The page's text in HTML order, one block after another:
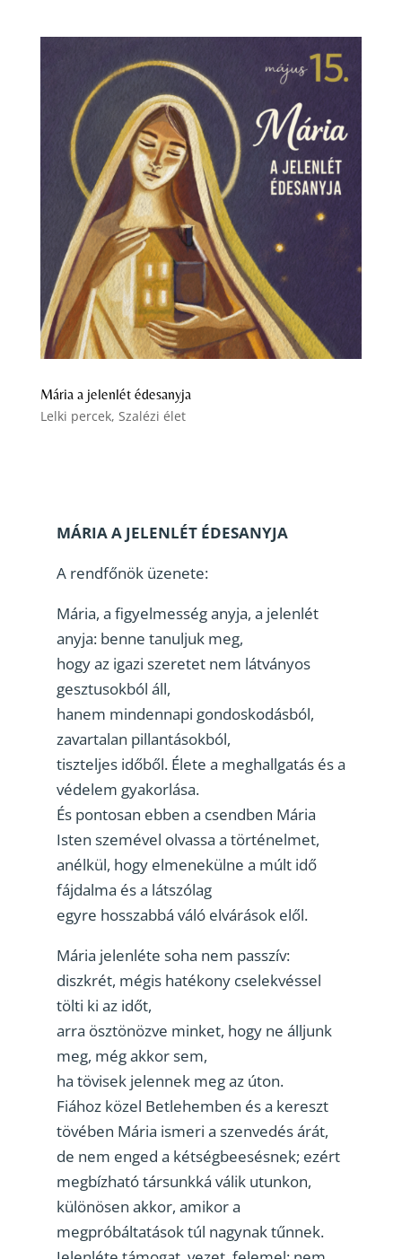
Mária a jelenlét édesanyja
Lelki percek, Szalézi élet
MÁRIA A JELENLÉT ÉDESANYJA
A rendfőnök üzenete:
Mária, a figyelmesség anyja, a jelenlét
anyja: benne tanuljuk meg,
hogy az igazi szeretet nem látványos
gesztusokból áll,
hanem mindennapi gondoskodásból,
zavartalan pillantásokból,
tiszteljes időből. Élete a meghallgatás és a
védelem gyakorlása.
És pontosan ebben a csendben Mária
Isten szemével olvassa a történelmet,
anélkül, hogy elmenekülne a múlt idő
fájdalma és a látszólag
egyre hosszabbá váló elvárások elől.
Mária jelenléte soha nem passzív:
diszkrét, mégis hatékony cselekvéssel
tölti ki az időt,
arra ösztönözve minket, hogy ne álljunk
meg, még akkor sem,
ha tövisek jelennek meg az úton.
Fiához közel Betlehemben és a kereszt
tövében Mária ismeri a szenvedés árát,
de nem enged a kétségbeesésnek; ezért
megbízható társunkká válik utunkon,
különösen akkor, amikor a
megpróbáltatások túl nagynak tűnnek.